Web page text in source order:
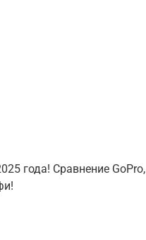
года! Сравнение GoPro,